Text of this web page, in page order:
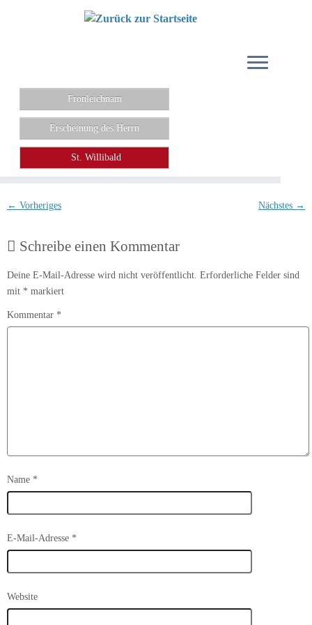
Fronleichnam
Erscheinung des Herrn
St. Willibald
← Vorheriges Nächstes →
Schreibe einen Kommentar
Deine E-Mail-Adresse wird nicht veröffentlicht. Erforderliche Felder sind
mit * markiert
Kommentar *
Name *
E-Mail-Adresse *
Website